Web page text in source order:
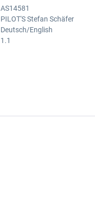
AS14581
PILOT'S Stefan Schäfer
Deutsch/English
1.1